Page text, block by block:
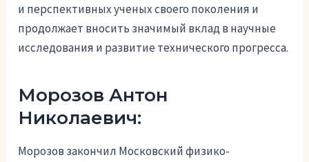
и перспективных ученых своего поколения и
продолжает вносить значимый вклад в научные
исследования и развитие технического прогресса.
Морозов Антон
Николаевич:
Морозов закончил Московский физико-